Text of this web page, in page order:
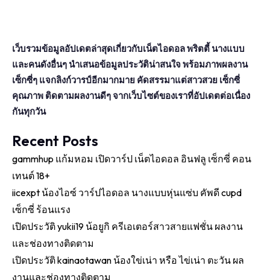
เว็บรวมข้อมูลอัปเดตล่าสุดเกี่ยวกับเน็ตไอดอล พริตตี้ นางแบบ
และคนดังอื่นๆ นำเสนอข้อมูลประวัติน่าสนใจ พร้อมภาพผลงาน
เซ็กซี่ๆ แจกลิงก์วารป์อีกมากมาย คัดสรรมาแต่สาวสวย เซ็กซี่
คุณภาพ ติดตามผลงานดีๆ จากเว็บไซต์ของเราที่อัปเดตต่อเนื่อง
กันทุกวัน
Recent Posts
gammhup แก้มหอม เปิดวาร์ป เน็ตไอดอล อินฟลู เซ็กซี่ คอน
เทนต์ 18+
iicexpt น้องไอซ์ วาร์ปไอดอล นางแบบหุ่นแซ่บ คัพดี cupd
เซ็กซี่ ร้อนแรง
เปิดประวัติ yukii19 น้อยูกิ ครีเอเตอร์สาวสายแฟชั่น ผลงาน
และช่องทางติดตาม
เปิดประวัติ kainaotawan น้องใข่เน่า หรือ ไข่เน่า ตะวัน ผล
งานและช่องทางติดตาม